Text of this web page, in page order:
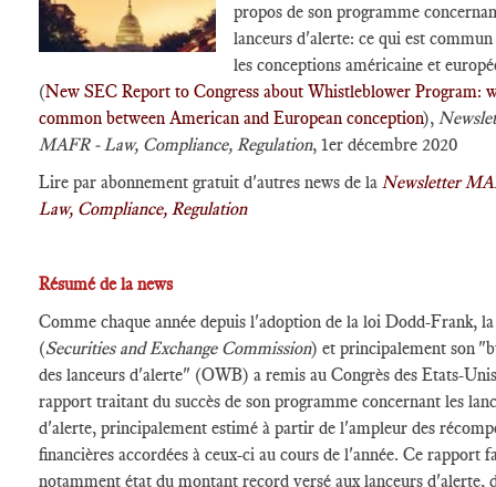
propos de son programme
lanceurs d'alerte: ce qui est
les conceptions américaine et
(New SEC Report to Congress about Whistleblower Program:
common between American and European conception),
MAFR - Law, Compliance, Regulation, 1er décembre 2020
Lire par abonnement gratuit d'autres news de la Newsletter
Law, Compliance, Regulation
Résumé de la news
Comme chaque année depuis l'adoption de la loi Dodd-Frank,
(Securities and Exchange Commission) et principalement son
des lanceurs d'alerte" (OWB) a remis au Congrès des Etats-
rapport traitant du succès de son programme concernant les
d'alerte, principalement estimé à partir de l'ampleur des
financières accordées à ceux-ci au cours de l'année. Ce rapport
notamment état du montant record versé aux lanceurs d'alerte,